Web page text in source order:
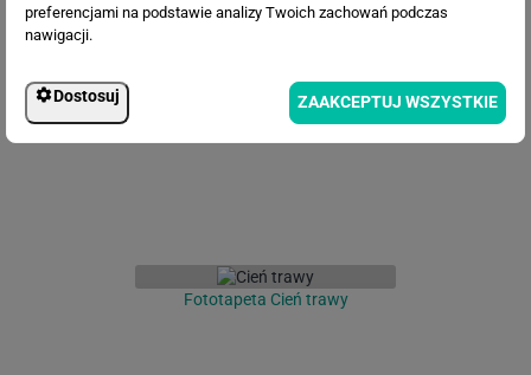
Fototapeta Liście Palmowe
Fototapeta Cień trawy
preferencjami na podstawie analizy Twoich zachowań podczas
nawigacji.
Dostosuj ZAAKCEPTUJ WSZYSTKIE